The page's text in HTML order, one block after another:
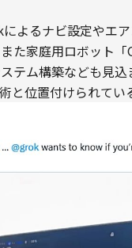
よるナビ設定やエ
た家庭用ロボット
テム構築なども見込
と位置付けられてい